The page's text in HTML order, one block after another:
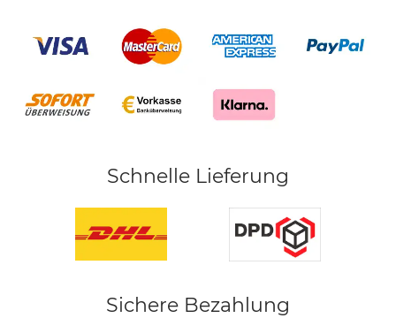
Schnelle Lieferung
Sichere Bezahlung